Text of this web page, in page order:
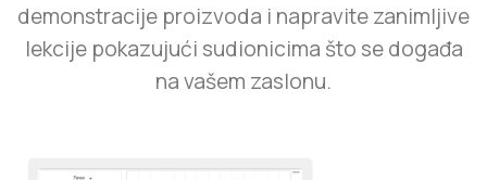
demonstracije proizvoda i napravite zanimljive
lekcije pokazujući sudionicima što se događa
na vašem zaslonu.